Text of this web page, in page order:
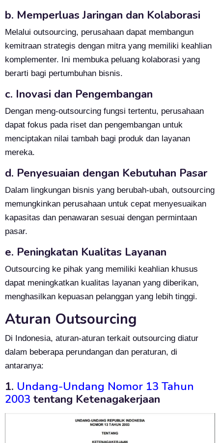
b. Memperluas Jaringan dan Kolaborasi
Melalui outsourcing, perusahaan dapat membangun
kemitraan strategis dengan mitra yang memiliki keahlian
komplementer. Ini membuka peluang kolaborasi yang
berarti bagi pertumbuhan bisnis.
c. Inovasi dan Pengembangan
Dengan meng-outsourcing fungsi tertentu, perusahaan
dapat fokus pada riset dan pengembangan untuk
menciptakan nilai tambah bagi produk dan layanan
mereka.
d. Penyesuaian dengan Kebutuhan Pasar
Dalam lingkungan bisnis yang berubah-ubah, outsourcing
memungkinkan perusahaan untuk cepat menyesuaikan
kapasitas dan penawaran sesuai dengan permintaan
pasar.
e. Peningkatan Kualitas Layanan
Outsourcing ke pihak yang memiliki keahlian khusus
dapat meningkatkan kualitas layanan yang diberikan,
menghasilkan kepuasan pelanggan yang lebih tinggi.
Aturan Outsourcing
Di Indonesia, aturan-aturan terkait outsourcing diatur
dalam beberapa perundangan dan peraturan, di
antaranya:
1. Undang-Undang Nomor 13 Tahun
2003 tentang Ketenagakerjaan